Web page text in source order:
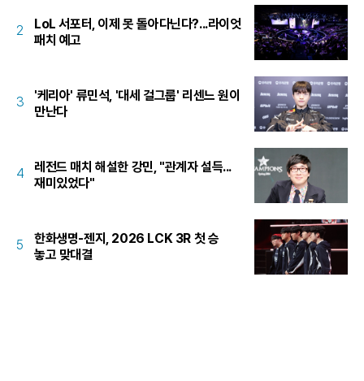
2
LoL 서포터, 이제 못 돌아다닌다?...라이엇
패치 예고
3
'케리아' 류민석, '대세 걸그룹' 리센느 원이
만난다
4
레전드 매치 해설한 강민, "관계자 설득...
재미있었다"
5
한화생명-젠지, 2026 LCK 3R 첫 승
놓고 맞대결